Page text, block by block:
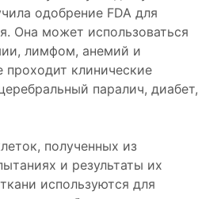
одобрение FDA для
Она может использоваться
лимфом, анемий и
клинические
паралич, диабет,
полученных из
и результаты их
используются для